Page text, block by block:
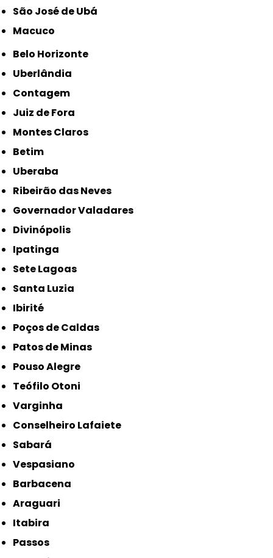
São José de Ubá
Macuco
Belo Horizonte
Uberlândia
Contagem
Juiz de Fora
Montes Claros
Betim
Uberaba
Ribeirão das Neves
Governador Valadares
Divinópolis
Ipatinga
Sete Lagoas
Santa Luzia
Ibirité
Poços de Caldas
Patos de Minas
Pouso Alegre
Teófilo Otoni
Varginha
Conselheiro Lafaiete
Sabará
Vespasiano
Barbacena
Araguari
Itabira
Passos